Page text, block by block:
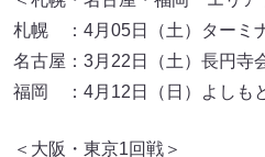
札幌 ：4月05日（土）ターミ
名古屋：3月22日（土）長円
福岡 ：4月12日（日）よしも
＜大阪・東京1回戦＞